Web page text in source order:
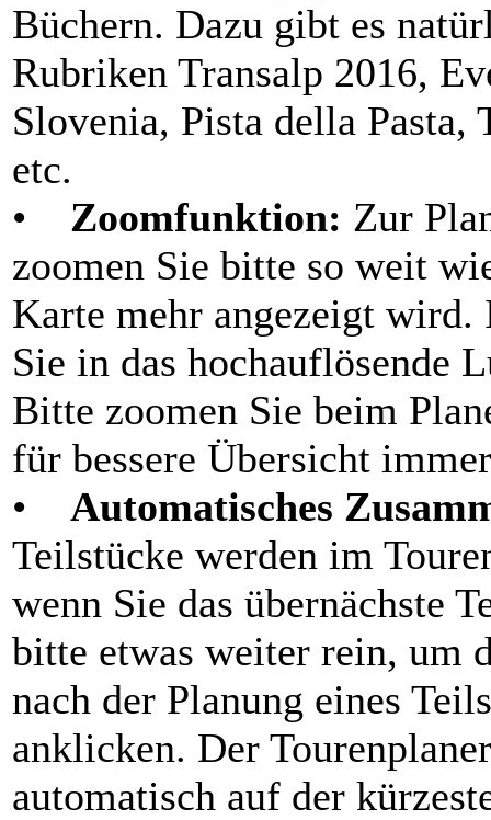
Büchern. Dazu gibt es
Rubriken Transalp 2016,
Slovenia, Pista della
etc.
• Zoomfunktion: Zur
zoomen Sie bitte so weit
Karte mehr angezeigt
Sie in das hochauflösende
Bitte zoomen Sie beim
für bessere Übersicht
• Automatisches
Teilstücke werden im
wenn Sie das übernächste
bitte etwas weiter rein, um
nach der Planung eines
anklicken. Der
automatisch auf der